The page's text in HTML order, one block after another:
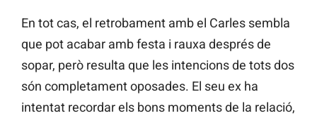
En tot cas, el retrobament amb el Carles sembla
que pot acabar amb festa i rauxa després de
sopar, però resulta que les intencions de tots dos
són completament oposades. El seu ex ha
intentat recordar els bons moments de la relació,